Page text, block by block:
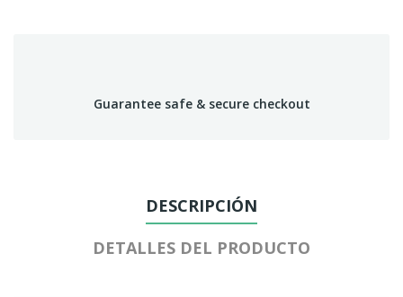
Guarantee safe & secure checkout
DESCRIPCIÓN
DETALLES DEL PRODUCTO